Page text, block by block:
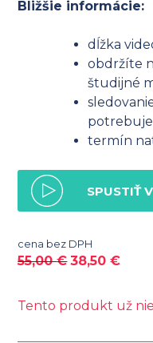
Bližšie informácie:
dĺžka
obdržíte
študijné
termín
SPUSTIŤ
cena bez DPH
55,00€ 38,50€
Tento produkt už